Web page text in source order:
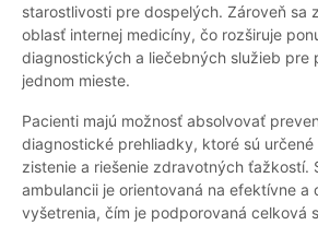
starostlivosti pre dospelých. Zároveň sa
oblasť internej medicíny, čo rozširuje
diagnostických a liečebných služieb pre
jednom mieste.
Pacienti majú možnosť absolvovať
diagnostické prehliadky, ktoré sú určené
zistenie a riešenie zdravotných ťažkostí.
ambulancii je orientovaná na efektívne a
vyšetrenia, čím je podporovaná celková